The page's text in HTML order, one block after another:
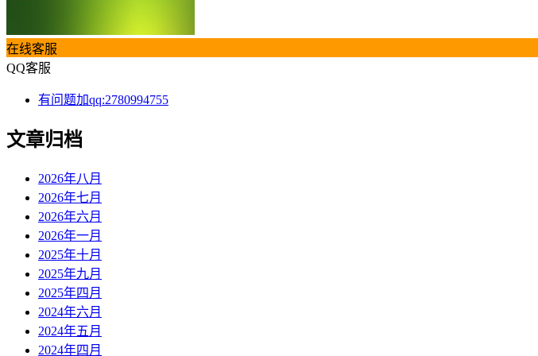
在线客服
QQ客服
有问题加qq:2780994755
文章归档
2026年八月
2026年七月
2026年六月
2026年一月
2025年十月
2025年九月
2025年四月
2024年六月
2024年五月
2024年四月